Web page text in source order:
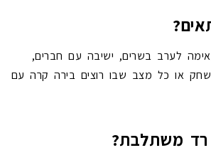
לערב בשרים, ישיבה עם חברים,
או כל מצב שבו רוצים בירה קרה עם
רד משתלבת?